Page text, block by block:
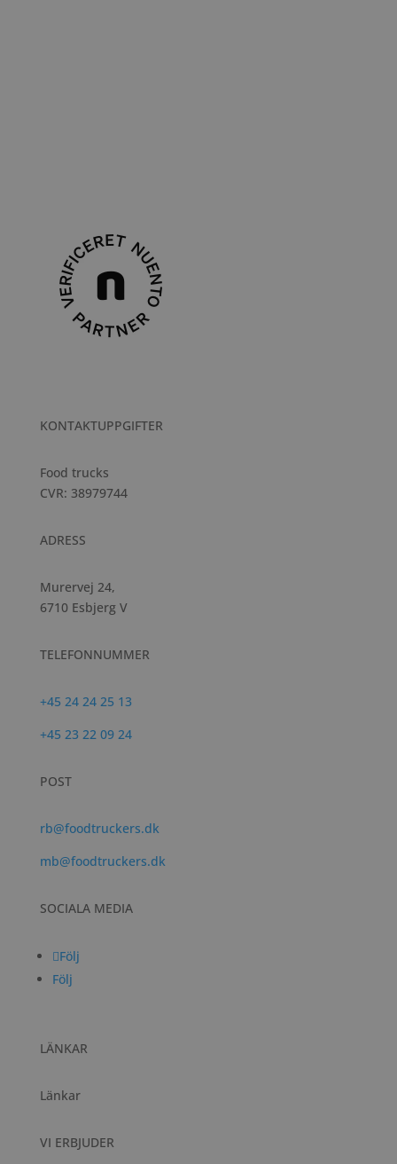
KONTAKTUPPGIFTER
Food trucks
CVR: 38979744
ADRESS
Murervej 24,
6710 Esbjerg V
TELEFONNUMMER
+45 24 24 25 13
+45 23 22 09 24
POST
rb@foodtruckers.dk
mb@foodtruckers.dk
SOCIALA MEDIA
Följ
Följ
LÄNKAR
Länkar
VI ERBJUDER